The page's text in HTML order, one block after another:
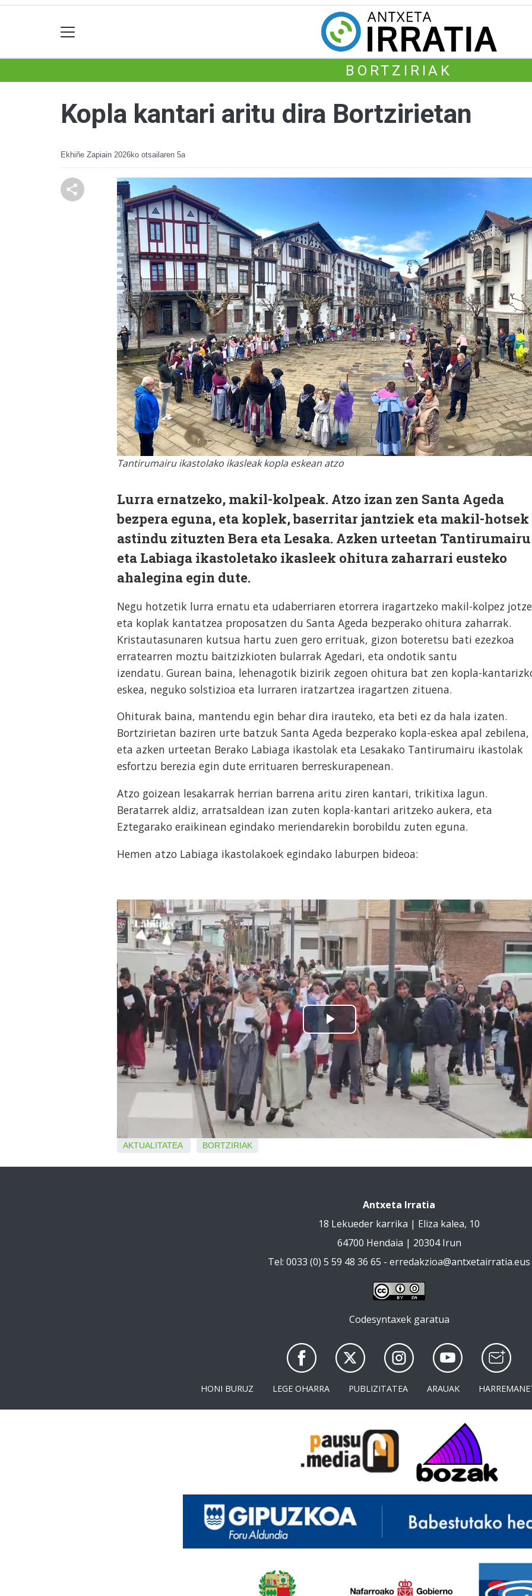
BORTZIRIAK
Kopla kantari aritu dira Bortzirietan
Ekhiñe Zapiain 2026ko otsailaren 5a
Tantirumairu ikastolako ikasleak kopla eskean atzo
Lurra ernatzeko, makil-kolpeak. Atzo izan zen Santa Ageda
bezpera eguna, eta koplek, baserritar jantziek eta makil-hotsek
astindu zituzten Bera eta Lesaka. Azken urteetan Tantirumairu
eta Labiaga ikastoletako ikasleek ohitura zaharrari eusteko
ahalegina egin dute.
Negu hotzetik lurra ernatu eta udaberriaren etorrera iragartzeko makil-kolpez
eta koplak kantatzea proposatzen du Santa Ageda bezperako ohitura zaharrak.
Kristautasunaren kutsua hartu zuen gero errituak, gizon boteretsu bati ezezkoa
erratearren moztu baitzizkioten bularrak Agedari, eta ondotik santu
izendatu. Gurean baina, lehenagotik bizirik zegoen ohitura bat zen kopla-
eskea, neguko solstizioa eta lurraren iratzartzea iragartzen zituena.
Ohiturak baina, mantendu egin behar dira irauteko, eta beti ez da hala izaten.
Bortzirietan baziren urte batzuk Santa Ageda bezperako kopla-eskea apal zebilena,
eta azken urteetan Berako Labiaga ikastolak eta Lesakako Tantirumairu ikastolak
esfortzu berezia egin dute errituaren berreskurapenean.
Atzo goizean lesakarrak herrian barrena aritu ziren kantari, trikitixa lagun.
Beratarrek aldiz, arratsaldean izan zuten kopla-kantari aritzeko aukera, eta
Eztegarako eraikinean egindako meriendarekin borobildu zuten eguna.
Hemen atzo Labiaga ikastolakoek egindako laburpen bideoa:
AKTUALITATEA BORTZIRIAK
Antxeta Irratia
18 Lekueder karrika | Eliza kalea, 10
64700 Hendaia | 20304 Irun
Tel: 0033 (0) 5 59 48 36 65 - erredakzioa@antxetairratia.eus
Codesyntaxek garatua
HONI BURUZ LEGE OHARRA PUBLIZITATEA ARAUAK